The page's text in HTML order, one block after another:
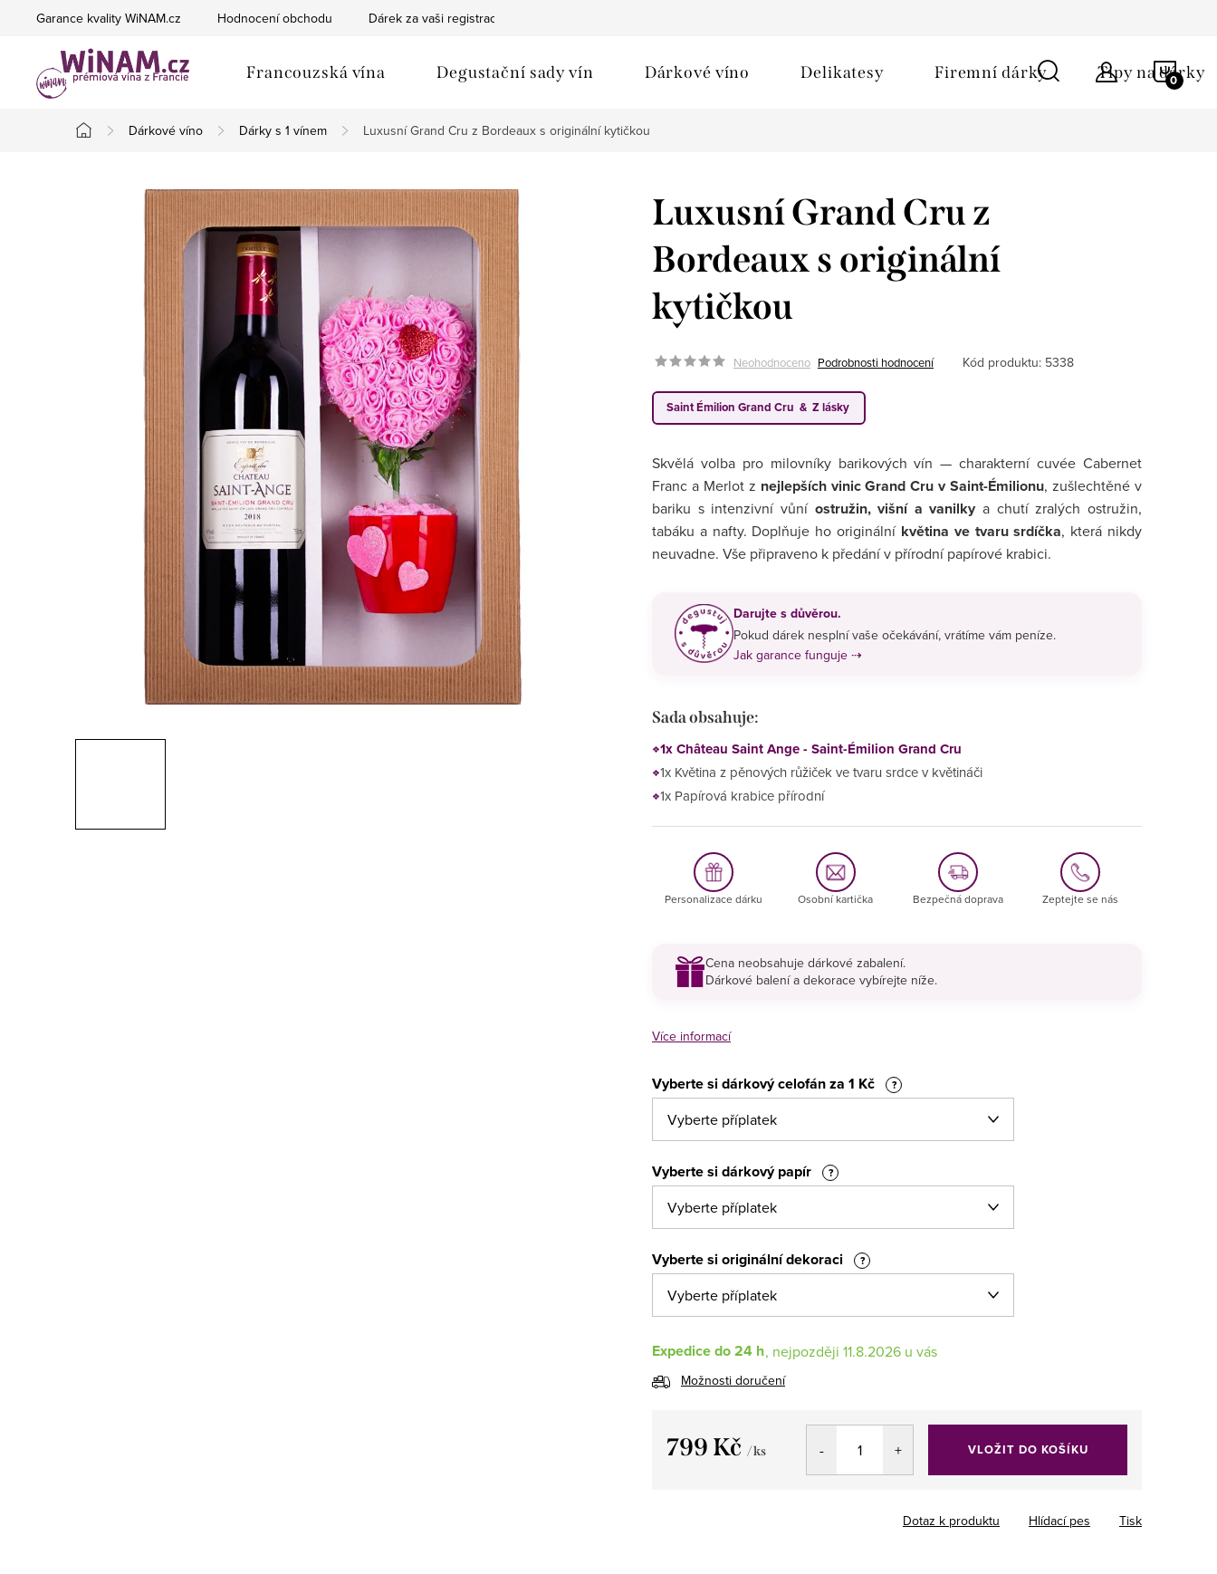
Garance kvality WiNAM.cz Hodnocení obchodu Dárek za vaši registraci
Francouzská vína Degustační sady vín Dárkové víno Delikatesy Firemní dárky Tipy na dárky
Domů
Dárkové víno Dárky s 1 vínem Luxusní Grand Cru z Bordeaux s originální kytičkou
Luxusní Grand Cru z
Bordeaux s originální
kytičkou
Neohodnoceno Podrobnosti hodnocení Kód produktu: 5338
Saint Émilion Grand Cru & Z lásky
Skvělá volba pro milovníky barikových vín — charakterní cuvée Cabernet
Franc a Merlot z nejlepších vinic Grand Cru v Saint-Émilionu, zušlechtěné v
bariku s intenzivní vůní ostružin, višní a vanilky a chutí zralých ostružin,
tabáku a nafty. Doplňuje ho originální květina ve tvaru srdíčka, která nikdy
neuvadne. Vše připraveno k předání v přírodní papírové krabici.
Darujte s důvěrou.
Pokud dárek nesplní vaše očekávání, vrátíme vám peníze.
Jak garance funguje ⇢
Sada obsahuje:
1x Château Saint Ange - Saint-Émilion Grand Cru
1x Květina z pěnových růžiček ve tvaru srdce v květináči
1x Papírová krabice přírodní
Personalizace dárku Osobní kartička Bezpečná doprava Zeptejte se nás
Cena neobsahuje dárkové zabalení.
Dárkové balení a dekorace vybírejte níže.
Více informací
Vyberte si dárkový celofán za 1 Kč ?
Vyberte si dárkový papír ?
Vyberte si originální dekoraci ?
Expedice do 24 h 11.8.2026
Možnosti doručení
799 Kč / ks VLOŽIT DO KOŠÍKU
Tisk
Dotaz k produktu Hlídací pes